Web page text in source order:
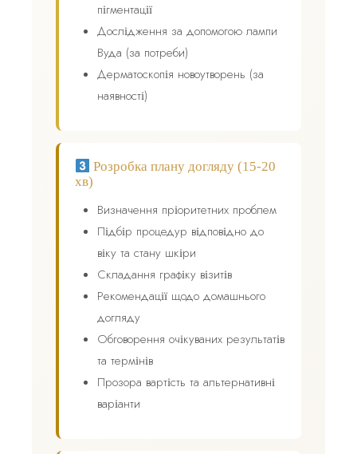
пігментації
Дослідження за допомогою лампи
Вуда (за потреби)
Дерматоскопія новоутворень (за
наявності)
Розробка плану догляду (15-20
хв)
Визначення пріоритетних проблем
Підбір процедур відповідно до
віку та стану шкіри
Складання графіку візитів
Рекомендації щодо домашнього
догляду
Обговорення очікуваних результатів
та термінів
Прозора вартість та альтернативні
варіанти